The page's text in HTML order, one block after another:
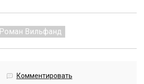
Роман Вильфанд
Комментировать